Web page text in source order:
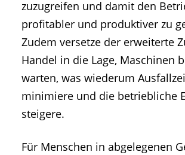
zuzugreifen und damit den
profitabler und produktiver zu
Zudem versetze der erweiterte
Handel in die Lage, Maschinen
warten, was wiederum
minimiere und die betriebliche
steigere.
Für Menschen in abgelegenen